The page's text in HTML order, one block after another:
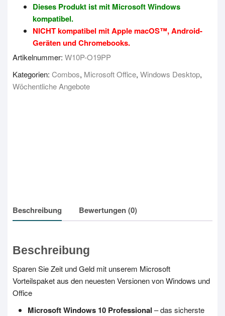
Dieses Produkt ist mit Microsoft Windows
kompatibel.
NICHT kompatibel mit Apple macOS™, Android-
Geräten und Chromebooks.
Artikelnummer: W10P-O19PP
Kategorien: Combos, Microsoft Office, Windows Desktop,
Wöchentliche Angebote
Beschreibung Bewertungen (0)
Beschreibung
Sparen Sie Zeit und Geld mit unserem Microsoft
Vorteilspaket aus den neuesten Versionen von Windows und
Office
Microsoft Windows 10 Professional – das sicherste